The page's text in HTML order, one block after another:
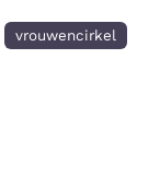
vrouwencirkel